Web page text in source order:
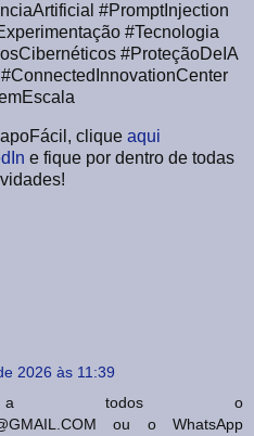
#PromptInjection
#Tecnologia
#ProteçãoDeIA
clique aqui
e fique por dentro de todas
2026 às 11:39
a todos o
ou o WhatsApp